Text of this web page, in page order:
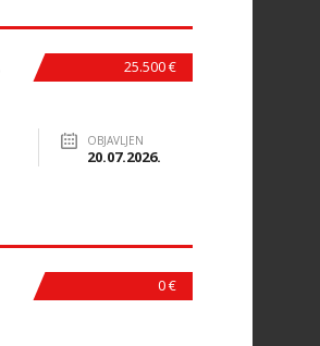
25.500 €
OBJAVLJEN
20.07.2026.
0 €